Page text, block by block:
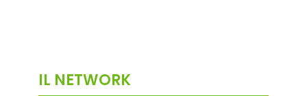
IL NETWORK